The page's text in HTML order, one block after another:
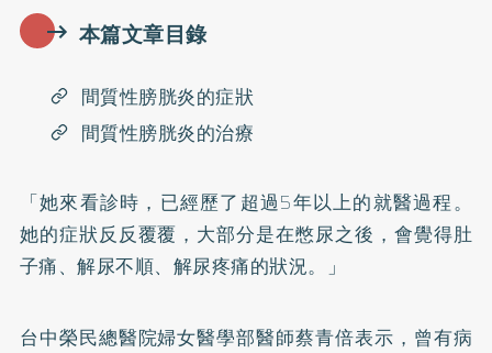
本篇文章目錄
間質性膀胱炎的症狀
間質性膀胱炎的治療
「她來看診時，已經歷了超過5年以上的就醫過程。
她的症狀反反覆覆，大部分是在憋尿之後，會覺得肚
子痛、解尿不順、解尿疼痛的狀況。」
台中榮民總醫院婦女醫學部醫師蔡青倍表示，曾有病